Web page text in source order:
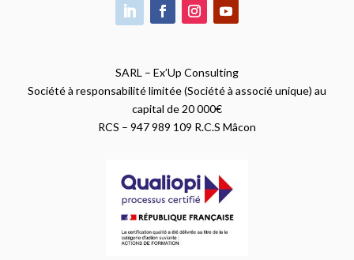
SARL – Ex’Up Consulting
Société à responsabilité limitée (Société à associé unique) au
capital de 20 000€
RCS – 947 989 109 R.C.S Mâcon